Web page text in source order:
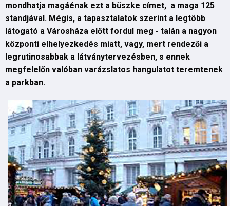
mondhatja magáénak ezt a büszke címet, a maga 125
standjával. Mégis, a tapasztalatok szerint a legtöbb
látogató a Városháza előtt fordul meg - talán a nagyon
központi elhelyezkedés miatt, vagy, mert rendezői a
legrutinosabbak a látványtervezésben, s ennek
megfelelőn valóban varázslatos hangulatot teremtenek
a parkban.